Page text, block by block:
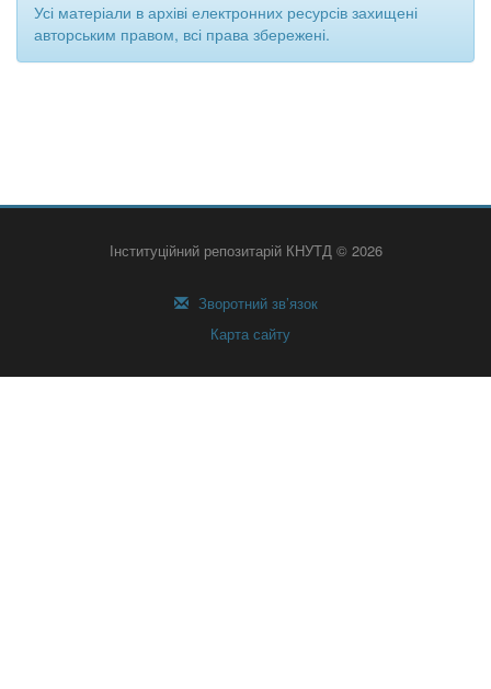
Усі матеріали в архіві електронних ресурсів захищені
авторським правом, всі права збережені.
Інституційний репозитарій КНУТД © 2026
Зворотний зв’язок
Карта сайту